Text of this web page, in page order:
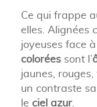
Ce qui frappe
elles. Alignées
joyeuses face à
coloréessont l’
jaunes,
un contraste
le ciel azur.